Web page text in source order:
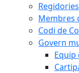
Regidories
Membres
Codi de
Govern
Equip